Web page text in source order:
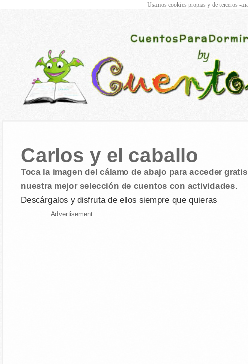
Carlos y el caballo
Toca la imagen del cálamo de abajo para acceder
nuestra mejor selección de cuentos con actividades.
Descárgalos y disfruta de ellos siempre que quieras
Advertisement
Usamos cookies propias y de terceros -